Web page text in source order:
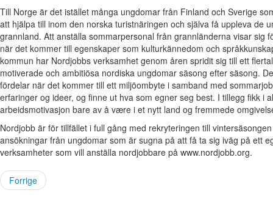
Till Norge är det istället många ungdomar från Finland och Sverige
att hjälpa till inom den norska turistnäringen och själva få uppleva de
grannland. Att anställa sommarpersonal från grannländerna visar sig
när det kommer till egenskaper som kulturkännedom och
kommun har Nordjobbs verksamhet genom åren spridit sig till ett
motiverade och ambitiösa nordiska ungdomar säsong efter säsong.
fördelar när det kommer till ett miljöombyte i samband med
erfaringer og ideer, og finne ut hva som egner seg best. I tillegg fikk i
arbeidsmotivasjon bare av å være i et nytt land og fremmede
Nordjobb är för tillfället i full gång med rekryteringen till
ansökningar från ungdomar som är sugna på att få ta sig iväg på ett
verksamheter som vill anställa nordjobbare på www.nordjobb.org.
Forrige